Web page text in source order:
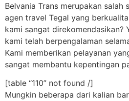
Belvania Trans merupakan salah
agen travel Tegal yang
kami sangat direkomendasikan?
kami telah berpengalaman
Kami memberikan pelayanan
sangat membantu kepentingan
[table “110” not found /]
Mungkin beberapa dari kalian